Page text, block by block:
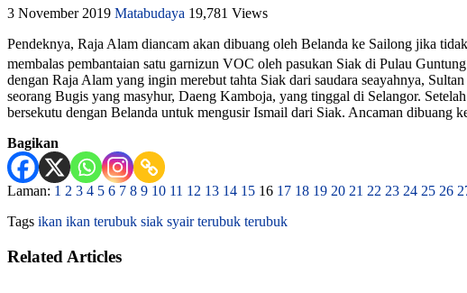
3 November 2019 Matabudaya 19,781 Views
Pendeknya, Raja Alam diancam akan dibuang oleh Belanda ke Sailong jika
membalas pembantaian satu garnizun VOC oleh pasukan Siak di Pulau
dengan Raja Alam yang ingin merebut tahta Siak dari saudara seayahnya,
seorang Bugis yang masyhur, Daeng Kamboja, yang tinggal di Selangor.
bersekutu dengan Belanda untuk mengusir Ismail dari Siak. Ancaman dibuang
Bagikan
Laman: 1 2 3 4 5 6 7 8 9 10 11 12 13 14 15 16 17 18 19 20 21 22 23 24 25 26
Tags ikan ikan terubuk siak syair terubuk terubuk
Related Articles